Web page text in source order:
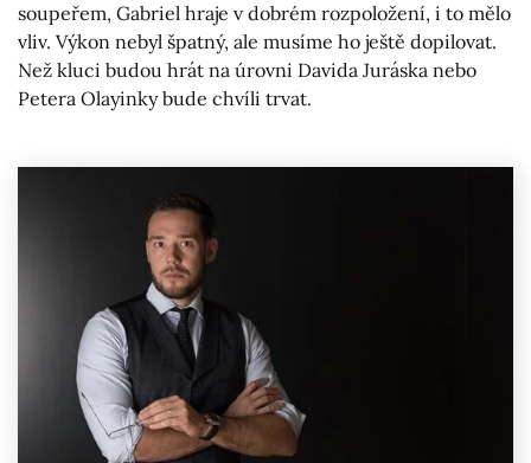
soupeřem, Gabriel hraje v dobrém rozpoložení, i to mělo
vliv. Výkon nebyl špatný, ale musíme ho ještě dopilovat.
Než kluci budou hrát na úrovni Davida Juráska nebo
Petera Olayinky bude chvíli trvat.